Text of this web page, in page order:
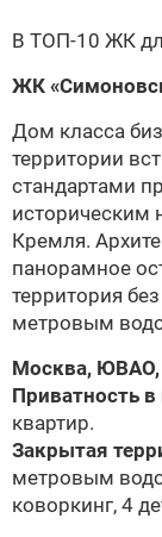
В ТОП-10 ЖК
ЖК
Дом класса
территории
стандартами
историческим
Кремля.
панорамное
территория
метровым
Москва,
Приватность в
квартир.
Закрытая
метровым
коворкинг, 4